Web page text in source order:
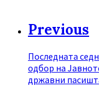
Previous
Последната
одбор на
државни